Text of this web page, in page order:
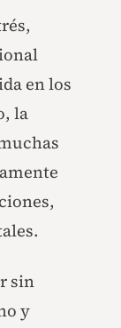
en los
la
sin
y